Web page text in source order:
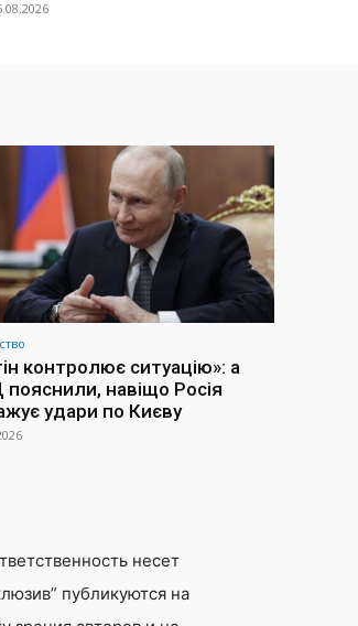
контролює ситуацію»: а
навіщо Росія
удари по Києву
несет
публикуются на